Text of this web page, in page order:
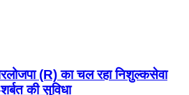
(R) का चल रहा निशुल्कसेवा
की सुविधा